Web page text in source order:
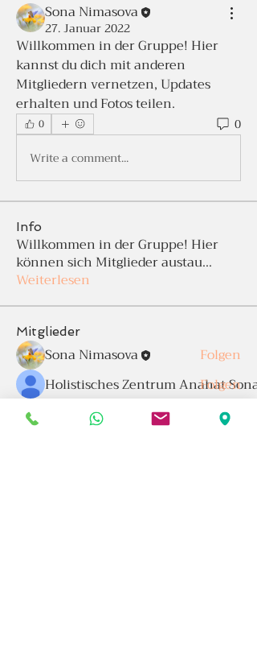
Sona Nimasova
27. Januar 2022
Willkommen in der Gruppe! Hier
kannst du dich mit anderen
Mitgliedern vernetzen, Updates
erhalten und Fotos teilen.
0
0
Write a comment...
Info
Willkommen in der Gruppe! Hier
können sich Mitglieder austau...
Weiterlesen
Mitglieder
Sona Nimasova
Folgen
Holistisches Zentrum Anahat Sona
Folgen
mayuri kathade
Folgen